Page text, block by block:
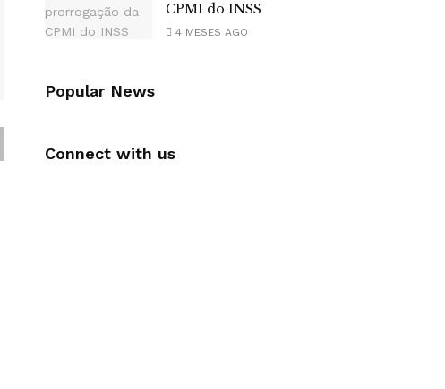
CPMI do INSS
4 MESES AGO
Popular News
Connect with us